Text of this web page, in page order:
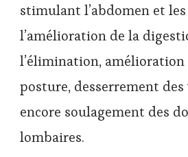
stimulant l’abdomen et les
l’amélioration de la
l’élimination, amélioration
posture, desserrement
encore soulagement des
lombaires.